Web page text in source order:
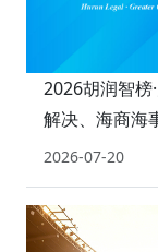
2026胡润智榜
解决、海商海
2026-07-20